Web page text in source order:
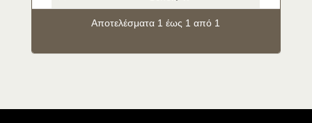
Αποτελέσματα 1 έως 1 από 1